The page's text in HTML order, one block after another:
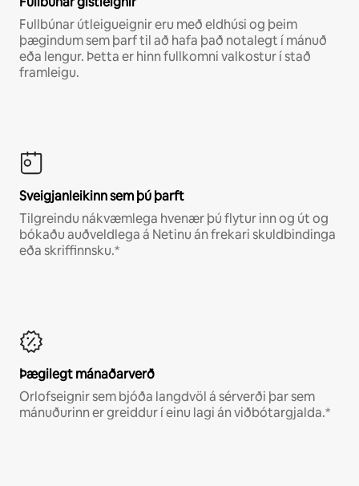
Fullbúnar útleigueignir eru með eldhúsi og þeim
þægindum sem þarf til að hafa það notalegt í mánuð
eða lengur. Þetta er hinn fullkomni valkostur í stað
framleigu.
Sveigjanleikinn sem þú þarft
Tilgreindu nákvæmlega hvenær þú flytur inn og út og
bókaðu auðveldlega á Netinu án frekari skuldbindinga
eða skriffinnsku.*
Þægilegt mánaðarverð
Orlofseignir sem bjóða langdvöl á sérverði þar sem
mánuðurinn er greiddur í einu lagi án viðbótargjalda.*